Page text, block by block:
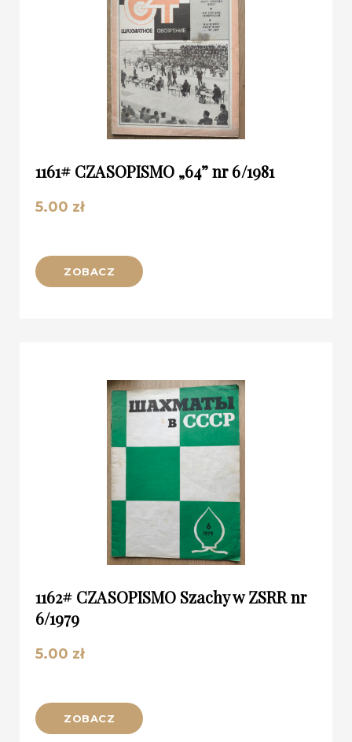
1161# CZASOPISMO „64” nr 6/1981
5.00 zł
ZOBACZ
1162# CZASOPISMO Szachy w ZSRR nr
6/1979
5.00 zł
ZOBACZ